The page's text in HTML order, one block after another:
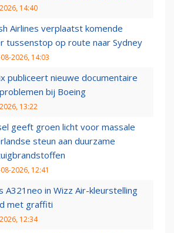
14:40
Airlines verplaatst komende
tussenstop op route naar Sydney
2026, 14:03
publiceert nieuwe documentaire
bij Boeing
13:22
geeft groen licht voor massale
steun aan duurzame
2026, 12:41
A321neo in Wizz Air-kleurstelling
met graffiti
12:34